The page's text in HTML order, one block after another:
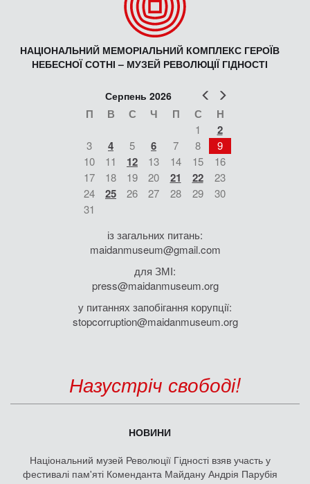
НАЦІОНАЛЬНИЙ МЕМОРІАЛЬНИЙ КОМПЛЕКС ГЕРОЇВ
НЕБЕСНОЇ СОТНІ – МУЗЕЙ РЕВОЛЮЦІЇ ГІДНОСТІ
Попер
Серпень 2026
П В С Ч П С Н
1 2
3 4 5 6 7 8
9
10
11 12 13 14 15
16
17
18 19 20 21 22
23
24
25 26 27 28 29
30
31
із загальних питань:
maidanmuseum@gmail.com
для ЗМІ:
press@maidanmuseum.org
у питаннях запобігання корупції:
stopcorruption@maidanmuseum.org
Назустріч свободі!
НОВИНИ
Національний музей Революції Гідності взяв участь у
фестивалі пам'яті Коменданта Майдану Андрія Парубія